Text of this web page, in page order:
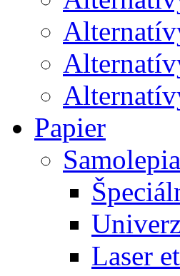
Papier
Laser